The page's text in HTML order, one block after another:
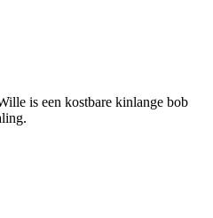
is een kostbare kinlange bob